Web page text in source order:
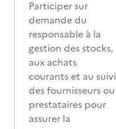
Participer sur
demande du
responsable à la
gestion des stocks,
aux achats
courants et au suivi
des fournisseurs ou
prestataires pour
assurer la